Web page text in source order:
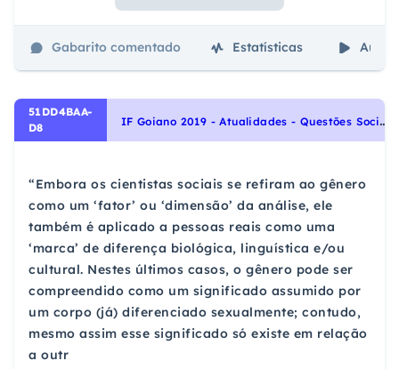
Gabarito comentado Estatísticas Aulas
51DD4BAA-
D8
I
F Goiano 2019 - Atualidades - Questões Sociais, Movimentos Sociais, Discriminação e Desigualdade: raça, classe e gênero
“Embora os cientistas sociais se refiram ao gênero
como um ‘fator’ ou ‘dimensão’ da análise, ele
também é aplicado a pessoas reais como uma
‘marca’ de diferença biológica, linguística e/ou
cultural. Nestes últimos casos, o gênero pode ser
compreendido como um significado assumido por
um corpo (já) diferenciado sexualmente; contudo,
mesmo assim esse significado só existe em relação
a outr